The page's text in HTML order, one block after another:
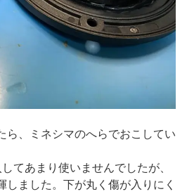
ら、ミネシマのへらでおこしてい
てあまり使いませんでしたが、
しました。下が丸く傷が入りにく